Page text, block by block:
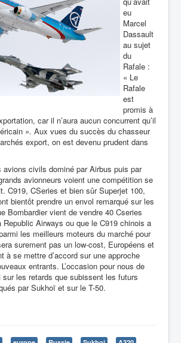
eu
Marcel
Dassault
au sujet
du
Rafale :
« Le
Rafale
est
promis à
car il n’aura aucun concurrent qu’il
». Aux vues du succès du chasseur
export, on est devenu prudent dans
avions civils dominé par Airbus puis par
avionneurs voient une compétition se
C919, CSeries et bien sûr Superjet 100,
bientôt prendre un envol remarqué sur les
Bombardier vient de vendre 40 Cseries
Republic Airways ou que le C919 chinois a
les meilleurs moteurs du marché pour
surement pas un low-cost, Européens et
à se mettre d’accord sur une approche
entrants. L’occasion pour nous de
sur les retards que subissent les futurs
par Sukhoï et sur le T-50.